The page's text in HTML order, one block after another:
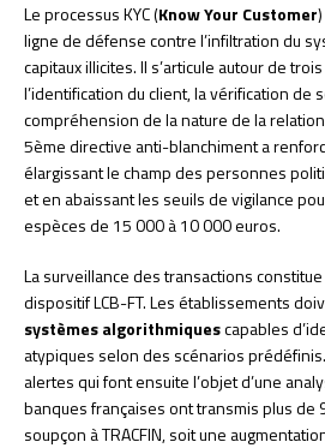
Le processus KYC (Know Your Customer
ligne de défense contre l’infiltration du
capitaux illicites. Il s’articule autour de
l’identification du client, la vérification de
compréhension de la nature de la
5ème directive anti-blanchiment a
élargissant le champ des personnes
et en abaissant les seuils de vigilance
espèces de 15 000 à 10 000 euros.
La surveillance des transactions
dispositif LCB-FT. Les établissements
systèmes algorithmiquescapables
atypiques selon des scénarios
alertes qui font ensuite l’objet d’une
banques françaises ont transmis plus de
soupçon à TRACFIN, soit une